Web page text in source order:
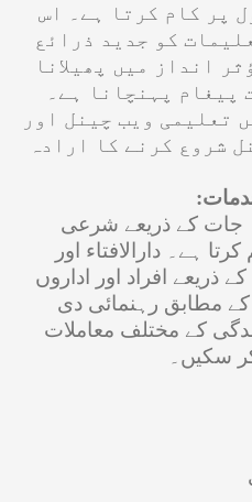
پر کام کرتا ہے۔ اس
کو جدید ذرائع
انداز میں پھیلانا
پیغام پہنچانا ہے۔
تعلیمی ویب چینل اور
شروع کرنے کا ارادہ
:
جات کے ذریعے شرعی
ہے۔ دارالافتاء اور
ذریعے افراد اور اداروں
مطابق رہنمائی دی
کے مختلف معاملات
سکیں۔